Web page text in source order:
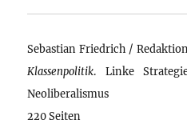
Sebastian Friedrich /
Klassenpolitik. Linke
Neoliberalismus
220 Seiten